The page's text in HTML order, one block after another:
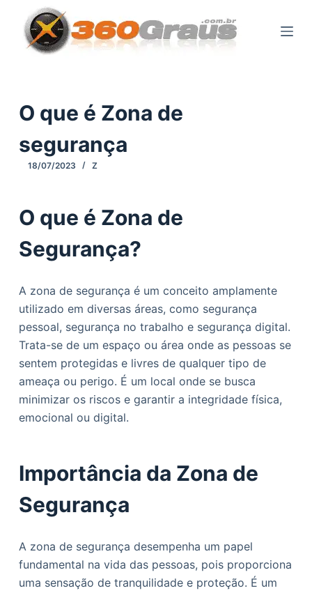
p
o
d
o
O que é Zona de
segurança
18/07/2023 Z
O que é Zona de
Segurança?
A zona de segurança é um conceito amplamente
utilizado em diversas áreas, como segurança
pessoal, segurança no trabalho e segurança digital.
Trata-se de um espaço ou área onde as pessoas se
sentem protegidas e livres de qualquer tipo de
ameaça ou perigo. É um local onde se busca
minimizar os riscos e garantir a integridade física,
emocional ou digital.
Importância da Zona de
Segurança
A zona de segurança desempenha um papel
fundamental na vida das pessoas, pois proporciona
uma sensação de tranquilidade e proteção. É um